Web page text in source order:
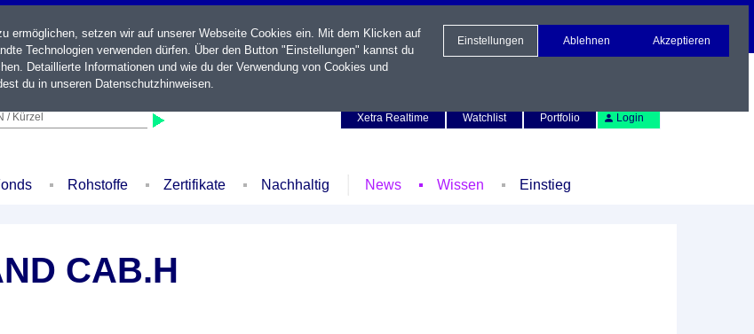
/ Kürzel
Xetra Realtime
Watchlist Portfolio Login
Rohstoffe Zertifikate Nachhaltig News Wissen Einstieg
CAB.H
ermöglichen, setzen wir auf unserer Webseite Cookies ein. Mit dem Klicken auf
Technologien verwenden dürfen. Über den Button "Einstellungen" kannst du
Detaillierte Informationen und wie du der Verwendung von Cookies und
du in unseren Datenschutzhinweisen.
Einstellungen Ablehnen Akzeptieren